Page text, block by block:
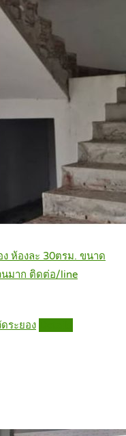
ห้องละ 30ตรม. ขนาด
นมาก ติดต่อ/line
ระยอง